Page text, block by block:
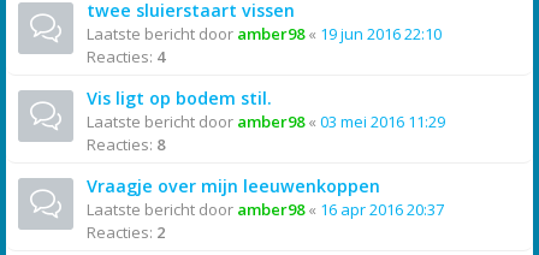
twee sluierstaart vissen
Laatste bericht door amber98« 19 jun 2016 22:10
Reacties: 4
Vis ligt op bodem stil.
Laatste bericht door amber98« 03 mei 2016 11:29
Reacties: 8
Vraagje over mijn leeuwenkoppen
Laatste bericht door amber98« 16 apr 2016 20:37
Reacties: 2